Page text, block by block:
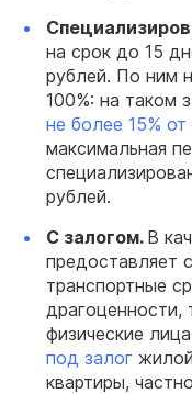
на срок до 15
рублей. По ним
100%: на таком
не более 15%
максимальная
рублей.
С залогом. В
предоставляет
транспортные
драгоценности,
физические
под залог
квартиры,